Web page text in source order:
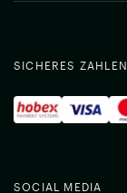
SICHERES ZAHLEN
SOCIAL MEDIA